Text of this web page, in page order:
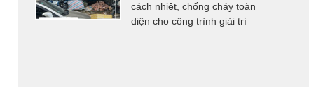
cách nhiệt, chống cháy toàn
diện cho công trình giải trí